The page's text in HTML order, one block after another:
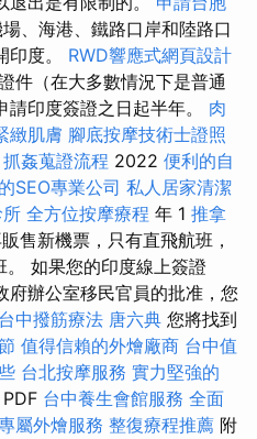
、海港、鐵路口岸和陸路口
印度。 RWD響應式網頁設計
件（在大多數情況下是普通
印度簽證之日起半年。 肉
緻肌膚 腳底按摩技術士證照
抓姦蒐證流程 2022 便利的自
SEO專業公司 私人居家清潔
全方位按摩療程 年 1 推拿
售新機票，只有直飛航班，
如果您的印度線上簽證
府辦公室移民官員的批准，您
台中撥筋療法 唐六典 您將找到
值得信賴的外燴廠商 台中值
台北按摩服務 實力堅強的
PDF 台中養生會館服務 全面
屬外燴服務 整復療程推薦 附